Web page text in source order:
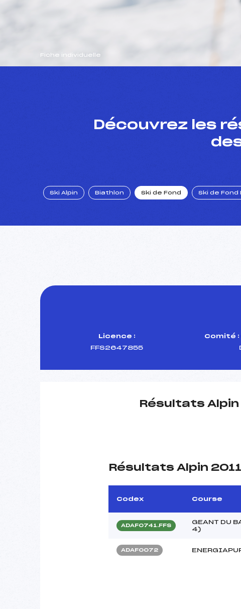
Fiche individuelle
Découvrez les
Ski Alpin Biathlon Ski de Fond Ski de Fond
Licence :
FFS2647855
Comité :
Résultats Alpin
Résultats Alpin 2011
Codex Course
ADAF0741.FFS
GEANT DU
4)
ADAF0072